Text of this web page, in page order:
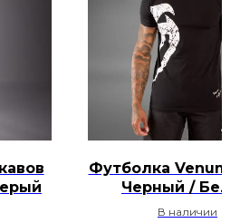
Футболка Venum
Черный /
В наличии